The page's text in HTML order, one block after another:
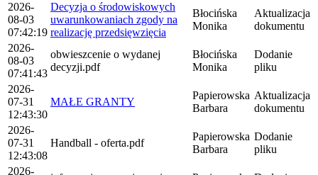
2026-
08-03
07:42:19
Decyzja o środowiskowych
uwarunkowaniach zgody na
realizację przedsięwzięcia
Błocińska
Monika
Aktualizacja
dokumentu
2026-
08-03
07:41:43
obwieszcenie o wydanej
decyzji.pdf
Błocińska
Monika
Dodanie
pliku
2026-
07-31
12:43:30
MAŁE GRANTY
Papierowska
Barbara
Aktualizacja
dokumentu
2026-
07-31
12:43:08
Handball - oferta.pdf
Papierowska
Barbara
Dodanie
pliku
2026-